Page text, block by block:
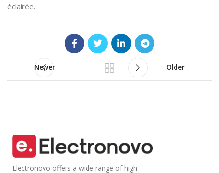
éclairée.
Newer Older
Electronovo offers a wide range of high-